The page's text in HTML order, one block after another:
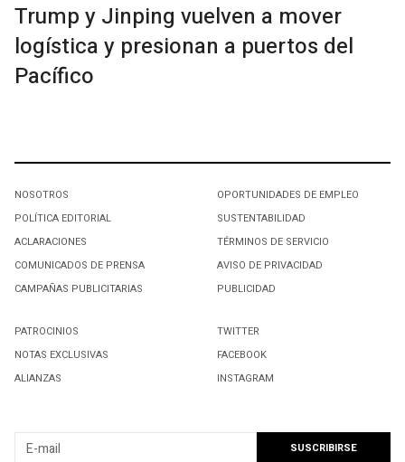
Trump y Jinping vuelven a mover
logística y presionan a puertos del
Pacífico
NOSOTROS
POLÍTICA EDITORIAL
ACLARACIONES
COMUNICADOS DE PRENSA
CAMPAÑAS PUBLICITARIAS
OPORTUNIDADES DE EMPLEO
SUSTENTABILIDAD
TÉRMINOS DE SERVICIO
AVISO DE PRIVACIDAD
PUBLICIDAD
PATROCINIOS
NOTAS EXCLUSIVAS
ALIANZAS
TWITTER
FACEBOOK
INSTAGRAM